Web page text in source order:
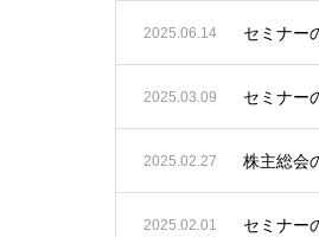
2025.06.14 セミナー
2025.03.09 セミナー
2025.02.27 株主総会
2025.02.01 セミナー